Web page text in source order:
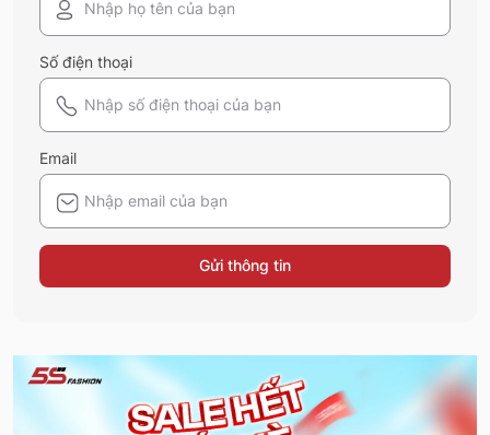
Số điện thoại
Email
Gửi thông tin